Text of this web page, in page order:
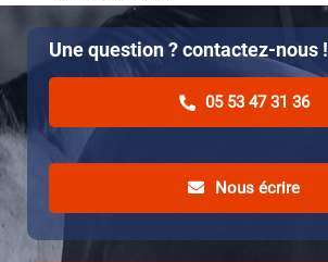
Une question ? contactez-nous !
05 53 47 31 36
Nous écrire